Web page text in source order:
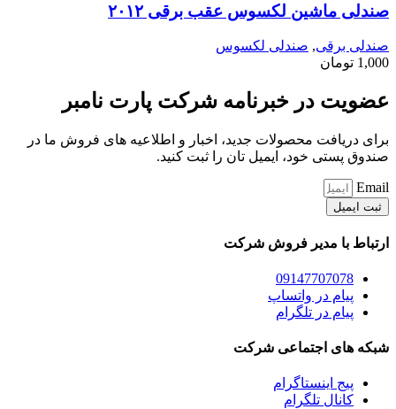
صندلی ماشین لکسوس عقب برقی ۲۰۱۲
صندلی برقی, صندلی لکسوس
1,000 تومان
عضویت در خبرنامه شرکت پارت نامبر
برای دریافت محصولات جدید، اخبار و اطلاعیه های فروش ما در
صندوق پستی خود، ایمیل تان را ثبت کنید.
Email
ثبت ایمیل
ارتباط با مدیر فروش شرکت
09147707078
پیام در واتساپ
پیام در تلگرام
شبکه های اجتماعی شرکت
پیج اینستاگرام
کانال تلگرام